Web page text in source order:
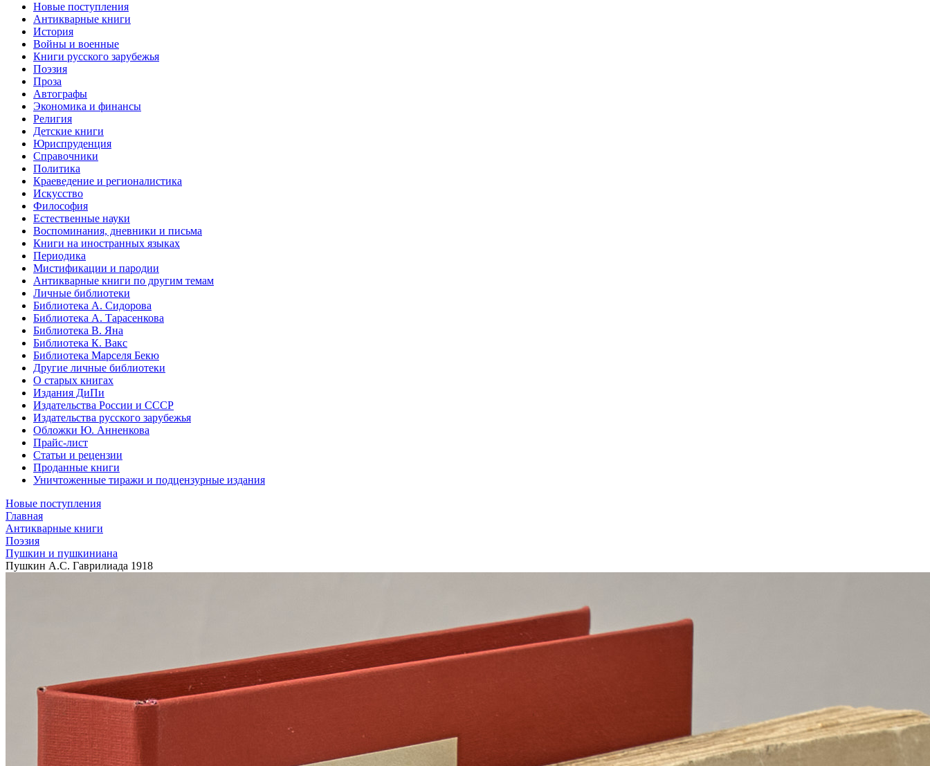
Новые поступления
Антикварные книги
История
Войны и военные
Книги русского зарубежья
Поэзия
Проза
Автографы
Экономика и финансы
Религия
Детские книги
Юриспруденция
Справочники
Политика
Краеведение и регионалистика
Искусство
Философия
Естественные науки
Воспоминания, дневники и письма
Книги на иностранных языках
Периодика
Мистификации и пародии
Антикварные книги по другим темам
Личные библиотеки
Библиотека А. Сидорова
Библиотека А. Тарасенкова
Библиотека В. Яна
Библиотека К. Вакс
Библиотека Марселя Бекю
Другие личные библиотеки
О старых книгах
Издания ДиПи
Издательства России и СССР
Издательства русского зарубежья
Обложки Ю. Анненкова
Прайс-лист
Статьи и рецензии
Проданные книги
Уничтоженные тиражи и подцензурные издания
Новые поступления
Главная
Антикварные книги
Поэзия
Пушкин и пушкиниана
Пушкин А.С. Гаврилиада 1918